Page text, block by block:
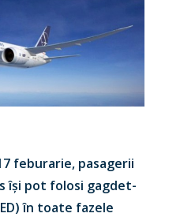
feburarie, pasagerii
își pot folosi gagdet-
în toate fazele